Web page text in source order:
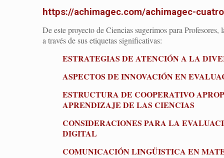
https://achimagec.com/achimagec-
De este proyecto de Ciencias sugerimos para
a través de sus etiquetas significativas:
ESTRATEGIAS DE ATENCIÓN A LA
ASPECTOS DE INNOVACIÓN EN
ESTRUCTURA DE COOPERATIVO
APRENDIZAJE DE LAS CIENCIAS
CONSIDERACIONES PARA LA
DIGITAL
COMUNICACIÓN LINGÜISTICA EN